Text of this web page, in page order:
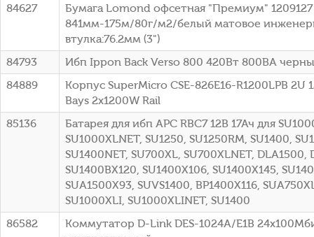
84627
Бумага Lomond офсетная "Премиум" 1209127
841мм-175м/80г/м2/белый матовое
втулка:76.2мм (3")
84793
Ибп Ippon Back Verso 800 420Вт 800ВА
84889
Корпус SuperMicro CSE-826E16-R1200LPB 2U
Bays 2x1200W Rail
85136
Батарея для ибп APC RBC7 12В 17Ач для
SU1000XLNET, SU1250, SU1250RM, SU1400,
SU1400NET, SU700XL, SU700XLNET, DLA1500,
SU1400BX120, SU1400X106, SU1400X145,
SUA1500X93, SUVS1400, BP1400X116,
SU1000XLI, SU1000XLINET, SU1400
86582
Коммутатор D-Link DES-1024A/E1B